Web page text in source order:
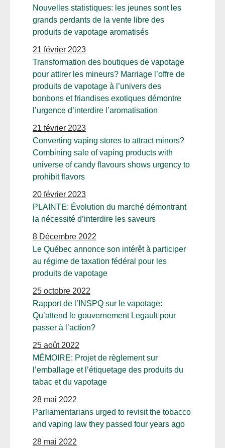
Nouvelles statistiques: les jeunes sont les
grands perdants de la vente libre des
produits de vapotage aromatisés
21 février 2023
Transformation des boutiques de vapotage
pour attirer les mineurs? Marriage l’offre de
produits de vapotage à l’univers des
bonbons et friandises exotiques démontre
l’urgence d’interdire l’aromatisation
21 février 2023
Converting vaping stores to attract minors?
Combining sale of vaping products with
universe of candy flavours shows urgency to
prohibit flavors
20 février 2023
PLAINTE: Évolution du marché démontrant
la nécessité d’interdire les saveurs
8 Décembre 2022
Le Québec annonce son intérêt à participer
au régime de taxation fédéral pour les
produits de vapotage
25 octobre 2022
Rapport de l’INSPQ sur le vapotage:
Qu’attend le gouvernement Legault pour
passer à l’action?
25 août 2022
MÉMOIRE: Projet de règlement sur
l’emballage et l’étiquetage des produits du
tabac et du vapotage
28 mai 2022
Parliamentarians urged to revisit the tobacco
and vaping law they passed four years ago
28 mai 2022